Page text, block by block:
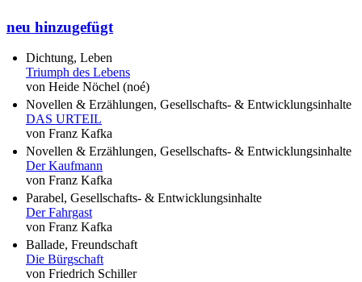
neu hinzugefügt
Dichtung, Leben
Triumph des Lebens
von Heide Nöchel (noé)
Novellen & Erzählungen, Gesellschafts- & Entwicklungsinhalte
DAS URTEIL
von Franz Kafka
Novellen & Erzählungen, Gesellschafts- & Entwicklungsinhalte
Der Kaufmann
von Franz Kafka
Parabel, Gesellschafts- & Entwicklungsinhalte
Der Fahrgast
von Franz Kafka
Ballade, Freundschaft
Die Bürgschaft
von Friedrich Schiller